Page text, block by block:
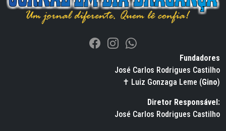
Fundadores
José Carlos Rodrigues Castilho
✝ Luiz Gonzaga Leme (Gino)
Diretor Responsável:
José Carlos Rodrigues Castilho